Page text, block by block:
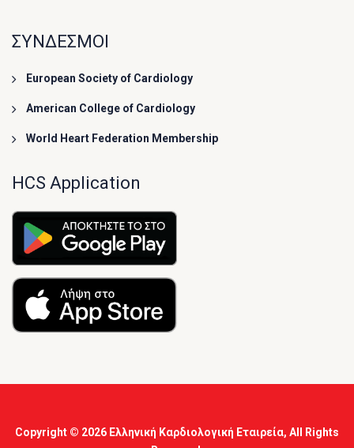
ΣΥΝΔΕΣΜΟΙ
European Society of Cardiology
American College of Cardiology
World Heart Federation Membership
HCS Application
Copyright © 2026 Ελληνική Καρδιολογική Εταιρεία, All Rights